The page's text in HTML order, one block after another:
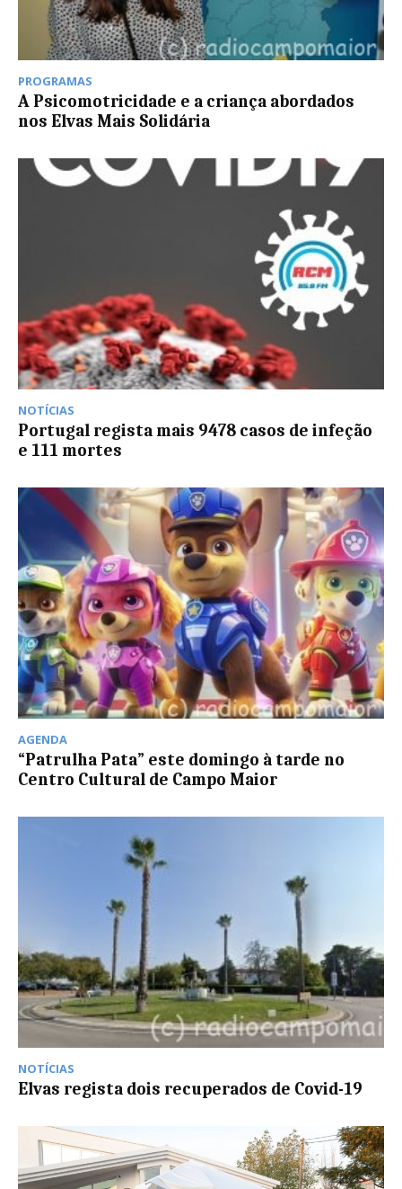
PROGRAMAS
A Psicomotricidade e a criança abordados
nos Elvas Mais Solidária
NOTÍCIAS
Portugal regista mais 9478 casos de infeção
e 111 mortes
AGENDA
“Patrulha Pata” este domingo à tarde no
Centro Cultural de Campo Maior
NOTÍCIAS
Elvas regista dois recuperados de Covid-19